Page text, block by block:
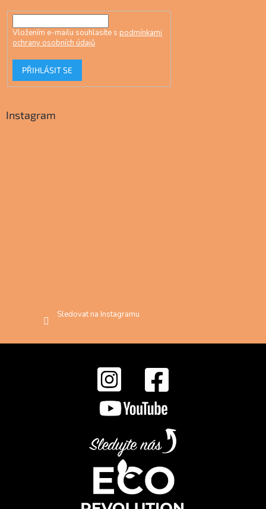
Vložením e-mailu souhlasíte s podmínkami
ochrany osobních údajů
PŘIHLÁSIT SE
Instagram
Sledovat na Instagramu